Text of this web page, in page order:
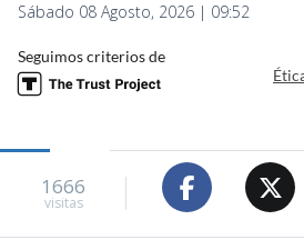
Sábado 08 Agosto, 2026 | 09:52
Seguimos criterios de
1666
visitas